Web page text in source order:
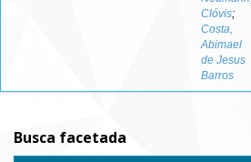
Clóvis;
Costa,
Abimael
de Jesus
Barros
Busca facetada